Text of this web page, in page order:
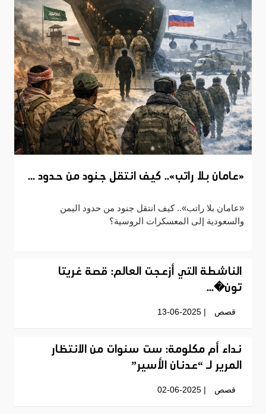
«عامان بلا راتب».. كيف انتقل جنود من حدود ...
«عامان بلا راتب».. كيف انتقل جنود من حدود اليمن
والسعودية إلى المعسكرات الروسية؟
الناشطة التي أزعجت العالم: قصة غريتا
تون�...
قصص | 13-06-2025
نداء أم مكلومة: ست سنوات من الانتظار
المرير لـ “عدنان الأسير”
قصص | 02-06-2025